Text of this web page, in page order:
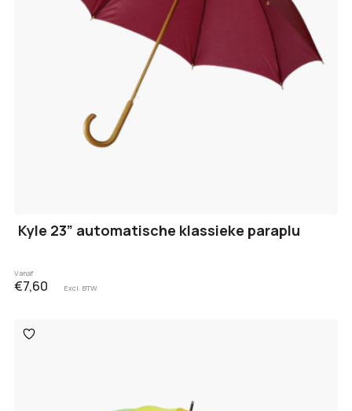
Kyle 23” automatische klassieke paraplu
Vanaf
€7,60 Excl. BTW
Toevoegen
aan